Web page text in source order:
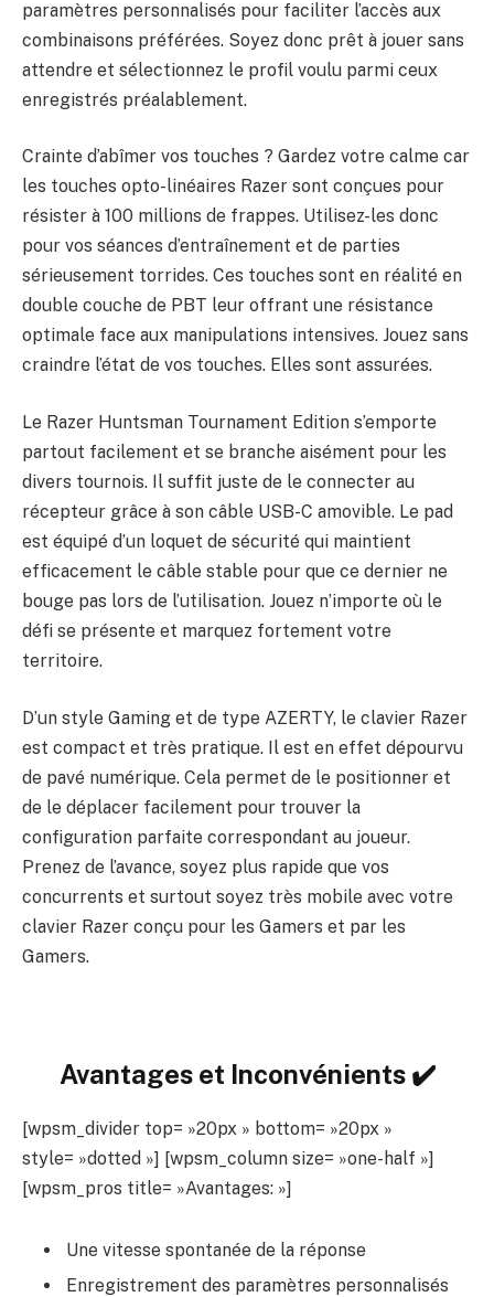
paramètres personnalisés pour faciliter l’accès aux
combinaisons préférées. Soyez donc prêt à jouer sans
attendre et sélectionnez le profil voulu parmi ceux
enregistrés préalablement.
Crainte d’abîmer vos touches ? Gardez votre calme car
les touches opto-linéaires Razer sont conçues pour
résister à 100 millions de frappes. Utilisez-les donc
pour vos séances d’entraînement et de parties
sérieusement torrides. Ces touches sont en réalité en
double couche de PBT leur offrant une résistance
optimale face aux manipulations intensives. Jouez sans
craindre l’état de vos touches. Elles sont assurées.
Le Razer Huntsman Tournament Edition s’emporte
partout facilement et se branche aisément pour les
divers tournois. Il suffit juste de le connecter au
récepteur grâce à son câble USB-C amovible. Le pad
est équipé d’un loquet de sécurité qui maintient
efficacement le câble stable pour que ce dernier ne
bouge pas lors de l’utilisation. Jouez n’importe où le
défi se présente et marquez fortement votre
territoire.
D’un style Gaming et de type AZERTY, le clavier Razer
est compact et très pratique. Il est en effet dépourvu
de pavé numérique. Cela permet de le positionner et
de le déplacer facilement pour trouver la
configuration parfaite correspondant au joueur.
Prenez de l’avance, soyez plus rapide que vos
concurrents et surtout soyez très mobile avec votre
clavier Razer conçu pour les Gamers et par les
Gamers.
Avantages et Inconvénients ✔️
[wpsm_divider top= »20px » bottom= »20px »
style= »dotted »] [wpsm_column size= »one-half »]
[wpsm_pros title= »Avantages: »]
Une vitesse spontanée de la réponse
Enregistrement des paramètres personnalisés